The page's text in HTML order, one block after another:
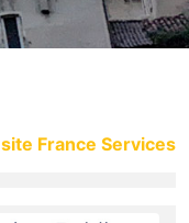
site France Services